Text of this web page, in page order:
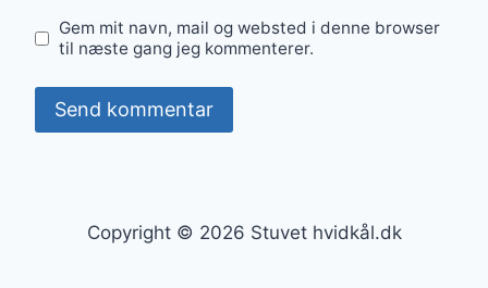
Gem mit navn, mail og websted i denne browser
til næste gang jeg kommenterer.
Copyright © 2026 Stuvet hvidkål.dk